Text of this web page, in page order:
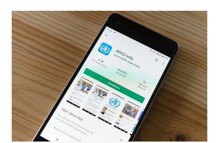
DE
EE.UU.
PRESENTA
UN
PROYECTO
DE
LEY
PARA
DESFINANCIAR
LA
OMS,
EL
FEM